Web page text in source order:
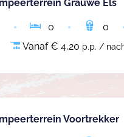
Grauwe Els
0 0
Vanaf € 4,20 p.p. /
Voortrekker